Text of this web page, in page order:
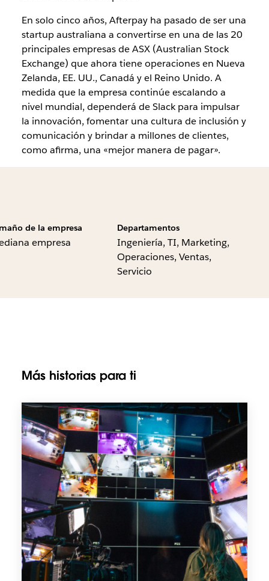
En solo cinco años, Afterpay ha pasado de ser una
startup australiana a convertirse en una de las 20
principales empresas de ASX (Australian Stock
Exchange) que ahora tiene operaciones en Nueva
Zelanda, EE. UU., Canadá y el Reino Unido. A
medida que la empresa continúe escalando a
nivel mundial, dependerá de Slack para impulsar
la innovación, fomentar una cultura de inclusión y
comunicación y brindar a millones de clientes,
como afirma, una «mejor manera de pagar».
de la empresa
empresa
Departamentos
Ingeniería, TI, Marketing,
Operaciones, Ventas,
Servicio
Más historias para ti